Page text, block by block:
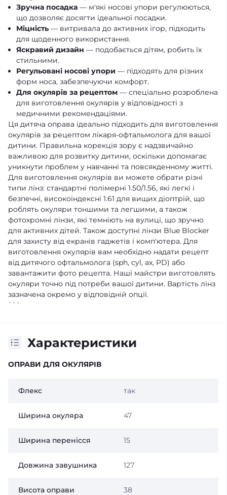
Зручна посадка — м'які носові упори регулюються,
що дозволяє досягти ідеальної посадки.
Міцність— витривала до активних ігор, підходить
для щоденного використання.
Яскравий дизайн — подобається дітям, робить їх
стильними.
Регульовані носові упори — підходять для різних
форм носа, забезпечуючи комфорт.
Для окулярів за рецептом — спеціально розроблена
для виготовлення окулярів у відповідності з
медичними рекомендаціями.
Ця дитяча оправа ідеально підходить для виготовлення
окулярів за рецептом лікаря-офтальмолога для вашої
дитини. Правильна корекція зору є надзвичайно
важливою для розвитку дитини, оскільки допомагає
уникнути проблем у навчанні та повсякденному житті.
Для виготовлення окулярів ви можете обрати різні
типи лінз: стандартні полімерні 1.50/1.56, які легкі і
безпечні, високоіндексні 1.61 для вищих діоптрій, що
роблять окуляри тоншими та легшими, а також
фотохромні лінзи, які темніють на вулиці, що зручно
для активних дітей. Також доступні лінзи Blue Blocker
для захисту від екранів гаджетів і комп'ютера. Для
виготовлення окулярів вам необхідно надати рецепт
від дитячого офтальмолога (sph, cyl, ax, PD) або
завантажити фото рецепта. Наші майстри виготовлять
окуляри точно під потреби вашої дитини. Вартість лінз
зазначена окремо у відповідній опції.
```
Характеристики
ОПРАВИ ДЛЯ ОКУЛЯРІВ
Флекс так
Ширина окуляра 47
Ширина перенісся 15
Довжина завушника 127
Висота оправи 38